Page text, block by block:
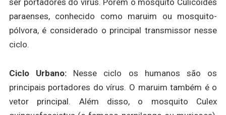
ser portadores do vírus. Porém o mosquito Culicoides
paraenses, conhecido como maruim ou mosquito-
pólvora, é considerado o principal transmissor nesse
ciclo.
Ciclo Urbano: Nesse ciclo os humanos são os
principais portadores do vírus. O maruim também é o
vetor principal. Além disso, o mosquito Culex